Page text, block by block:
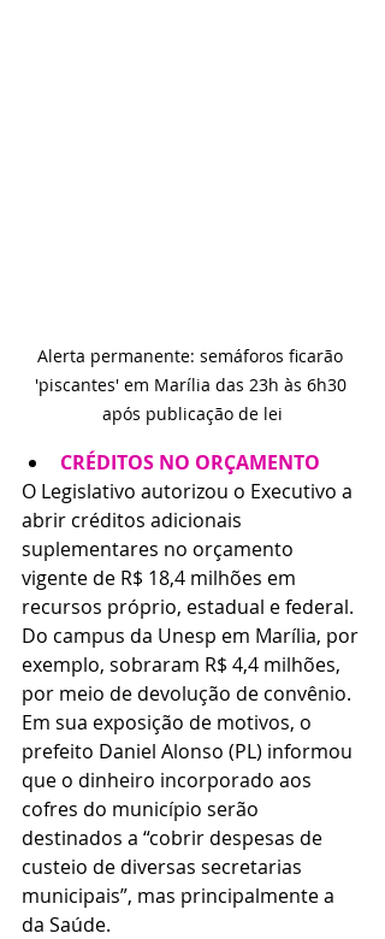
Alerta permanente: semáforos ficarão
'piscantes' em Marília das 23h às 6h30
após publicação de lei
CRÉDITOS NO ORÇAMENTO
O Legislativo autorizou o Executivo a
abrir créditos adicionais
suplementares no orçamento
vigente de R$ 18,4 milhões em
recursos próprio, estadual e federal.
Do campus da Unesp em Marília, por
exemplo, sobraram R$ 4,4 milhões,
por meio de devolução de convênio.
Em sua exposição de motivos, o
prefeito Daniel Alonso (PL) informou
que o dinheiro incorporado aos
cofres do município serão
destinados a “cobrir despesas de
custeio de diversas secretarias
municipais”, mas principalmente a
da Saúde.